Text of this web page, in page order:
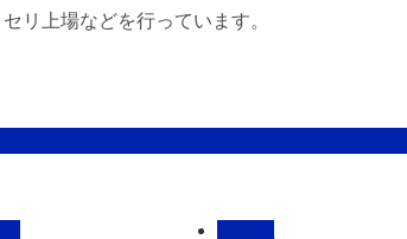
リ上場などを行っています。